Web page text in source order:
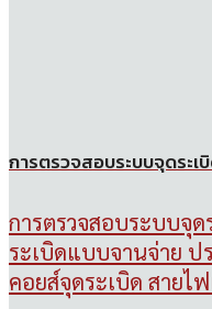
การตรวจสอบระบบจุดระ
การตรวจสอบระบบจุ
ระเบิดแบบจานจ่าย ป
คอยส์จุดระเบิด สายไ